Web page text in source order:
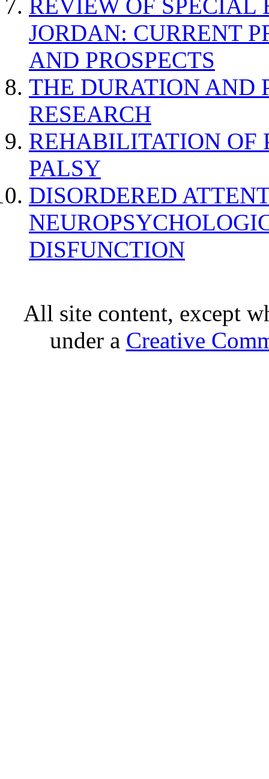
REVIEW OF SPECIAL
JORDAN: CURRENT
AND PROSPECTS
THE DURATION AND
RESEARCH
REHABILITATION OF
PALSY
DISORDERED
DISFUNCTION
All site content, except
under a Creative